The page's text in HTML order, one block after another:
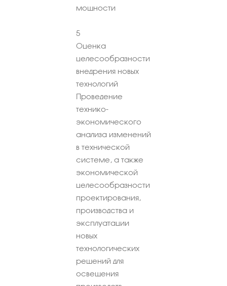
мощности
5
Оценка
целесообразности
внедрения новых
технологий
Проведение
технико-
экономического
анализа изменений
в технической
системе, а также
экономической
целесообразности
проектирования,
производства и
эксплуатации
новых
технологических
решений для
освещения